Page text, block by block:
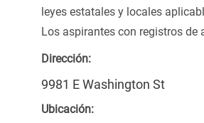
leyes estatales y locales
Los aspirantes con registros de
Dirección:
9981 E Washington St
Ubicación: